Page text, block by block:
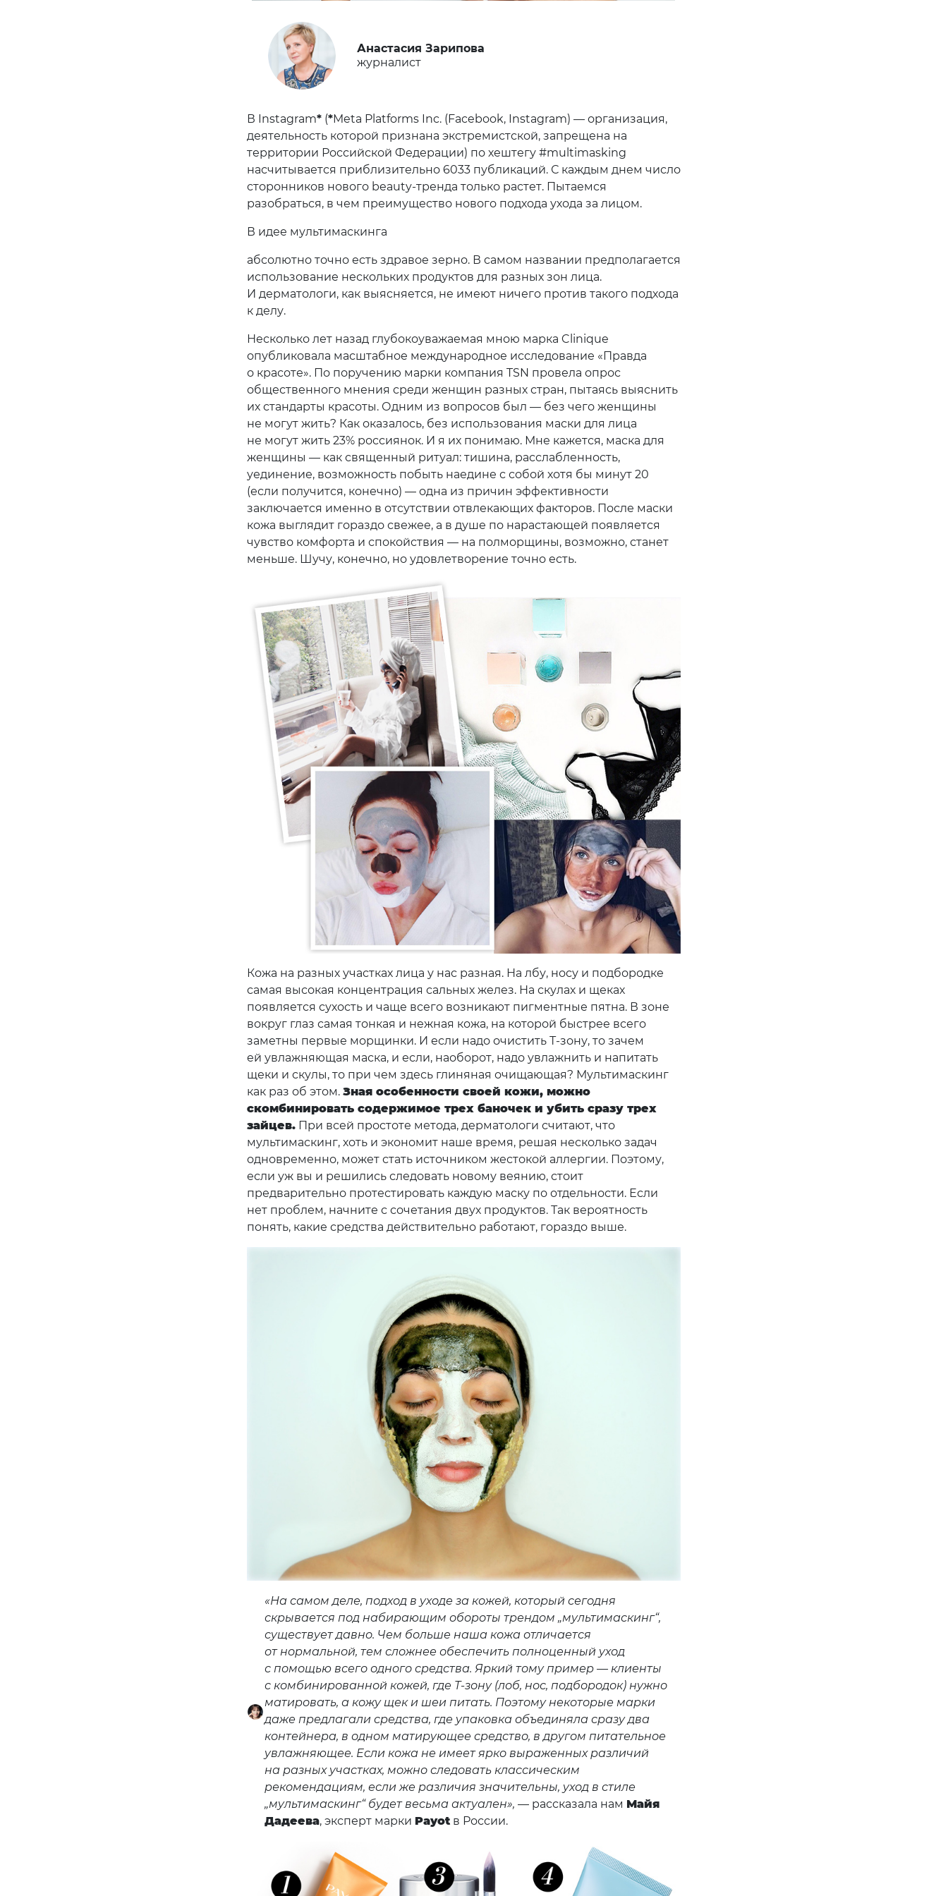
Анастасия Зарипова
журналист
В Instagram*(*Meta Platforms Inc. (Facebook, Instagram) — организация,
деятельность которой признана экстремистской, запрещена на
территории Российской Федерации) по хештегу #multimasking
насчитывается приблизительно 6033 публикаций. С каждым днем число
сторонников нового beauty-тренда только растет. Пытаемся
разобраться, в чем преимущество нового подхода ухода за лицом.
В идее мультимаскинга
абсолютно точно есть здравое зерно. В самом названии предполагается
использование нескольких продуктов для разных зон лица.
И дерматологи, как выясняется, не имеют ничего против такого подхода
к делу.
Несколько лет назад глубокоуважаемая мною марка Clinique
опубликовала масштабное международное исследование «Правда
о красоте». По поручению марки компания TSN провела опрос
общественного мнения среди женщин разных стран, пытаясь выяснить
их стандарты красоты. Одним из вопросов был — без чего женщины
не могут жить? Как оказалось, без использования маски для лица
не могут жить 23% россиянок. И я их понимаю. Мне кажется, маска для
женщины — как священный ритуал: тишина, расслабленность,
уединение, возможность побыть наедине с собой хотя бы минут 20
(если получится, конечно) — одна из причин эффективности
заключается именно в отсутствии отвлекающих факторов. После маски
кожа выглядит гораздо свежее, а в душе по нарастающей появляется
чувство комфорта и спокойствия — на полморщины, возможно, станет
меньше. Шучу, конечно, но удовлетворение точно есть.
Кожа на разных участках лица у нас разная. На лбу, носу и подбородке
самая высокая концентрация сальных желез. На скулах и щеках
появляется сухость и чаще всего возникают пигментные пятна. В зоне
вокруг глаз самая тонкая и нежная кожа, на которой быстрее всего
заметны первые морщинки. И если надо очистить Т-зону, то зачем
ей увлажняющая маска, и если, наоборот, надо увлажнить и напитать
щеки и скулы, то при чем здесь глиняная очищающая? Мультимаскинг
как раз об этом. Зная особенности своей кожи, можно
скомбинировать содержимое трех баночек и убить сразу трех
зайцев.При всей простоте метода, дерматологи считают, что
мультимаскинг, хоть и экономит наше время, решая несколько задач
одновременно, может стать источником жестокой аллергии. Поэтому,
если уж вы и решились следовать новому веянию, стоит
предварительно протестировать каждую маску по отдельности. Если
нет проблем, начните с сочетания двух продуктов. Так вероятность
понять, какие средства действительно работают, гораздо выше.
«На самом деле, подход в уходе за кожей, который сегодня
скрывается под набирающим обороты трендом „мультимаскинг“,
существует давно. Чем больше наша кожа отличается
от нормальной, тем сложнее обеспечить полноценный уход
с помощью всего одного средства. Яркий тому пример — клиенты
с комбинированной кожей, где Т-зону (лоб, нос, подбородок) нужно
матировать, а кожу щек и шеи питать. Поэтому некоторые марки
даже предлагали средства, где упаковка объединяла сразу два
контейнера, в одном матирующее средство, в другом питательное
увлажняющее. Если кожа не имеет ярко выраженных различий
на разных участках, можно следовать классическим
рекомендациям, если же различия значительны, уход в стиле
„мультимаскинг“ будет весьма актуален», — рассказала нам Майя
Дадеева, эксперт марки Payotв России.